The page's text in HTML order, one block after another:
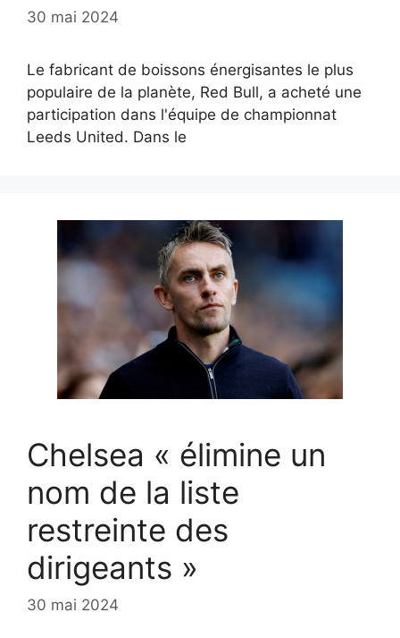
30 mai 2024
Le fabricant de boissons énergisantes le plus
populaire de la planète, Red Bull, a acheté une
participation dans l'équipe de championnat
Leeds United. Dans le
Chelsea « élimine un
nom de la liste
restreinte des
dirigeants »
30 mai 2024